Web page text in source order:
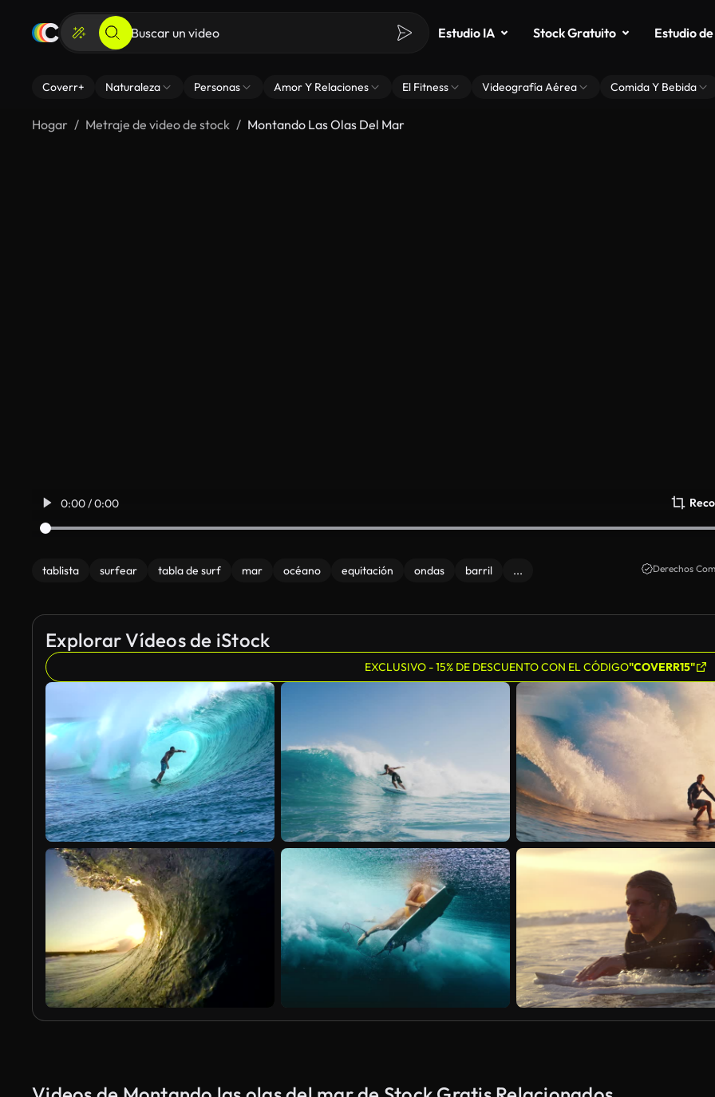
Estudio IA Stock Gratuito Estudio
Coverr+ Naturaleza Personas Amor Y Relaciones El Fitness Videografía Aérea Comida Y Bebida
Hogar Metraje de video de stock Montando Las Olas Del Mar
0:00 / 0:00
tablista surfear tabla de surf mar océano equitación ondas barril ... Derechos
Explorar Vídeos de iStock
EXCLUSIVO - 15% DE DESCUENTO CON EL CÓDIGO"COVERR15"